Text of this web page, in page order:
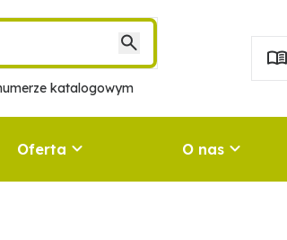
katalogowym
Oferta O nas